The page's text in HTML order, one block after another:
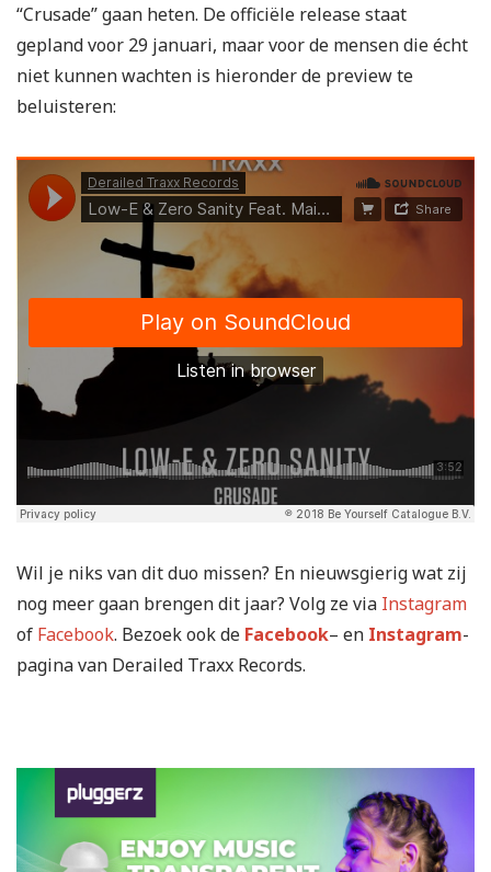
“Crusade” gaan heten. De officiële release staat
gepland voor 29 januari, maar voor de mensen die écht
niet kunnen wachten is hieronder de preview te
beluisteren:
Wil je niks van dit duo missen? En nieuwsgierig wat zij
nog meer gaan brengen dit jaar? Volg ze via Instagram
of Facebook. Bezoek ook de Facebook– en Instagram-
pagina van Derailed Traxx Records.